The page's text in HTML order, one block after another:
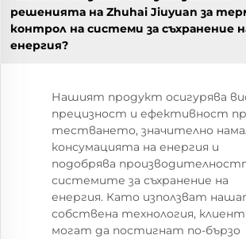
решенията на Zhuhai Jiuyuan за
контрол на системи за съхранение
енергия?
Нашият продукт осигурява
прецизност и ефективност
тестването, значително
консумацията на енергия и
подобрява
системите за съхранение на
енергия. Като използват
собствена технология,
могат да постигнат по-бързо